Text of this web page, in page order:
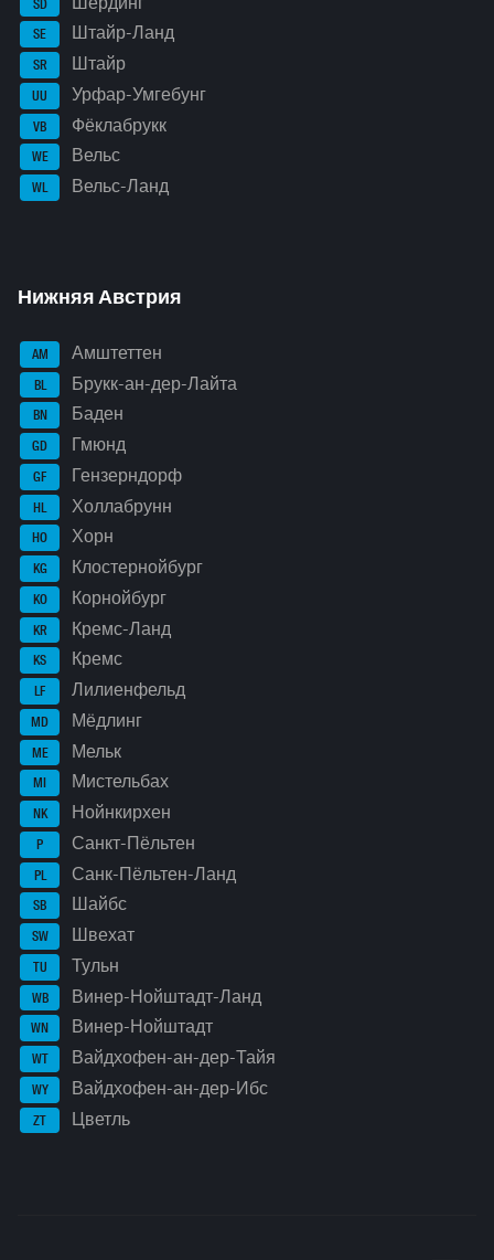
SD
SE Штайр-Ланд
SR Штайр
UU Урфар-Умгебунг
VB Фёклабрукк
WE Вельс
WL Вельс-Ланд
Нижняя Австрия
AM Амштеттен
BL Брукк-ан-дер-Лайта
BN Баден
GD Гмюнд
GF Гензерндорф
HL Холлабрунн
HO Хорн
KG Клостернойбург
KO Корнойбург
KR Кремс-Ланд
KS Кремс
LF Лилиенфельд
MD Мёдлинг
ME Мельк
MI Мистельбах
NK Нойнкирхен
P Санкт-Пёльтен
PL Санк-Пёльтен-Ланд
SB Шайбс
SW Швехат
TU Тульн
WB Винер-Нойштадт-Ланд
WN Винер-Нойштадт
WT Вайдхофен-ан-дер-Тайя
WY Вайдхофен-ан-дер-Ибс
ZT Цветль